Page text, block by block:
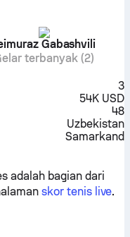
Gabashvili
terbanyak (2)
3
54K USD
48
Uzbekistan
Samarkand
adalah bagian dari
skor tenis live.